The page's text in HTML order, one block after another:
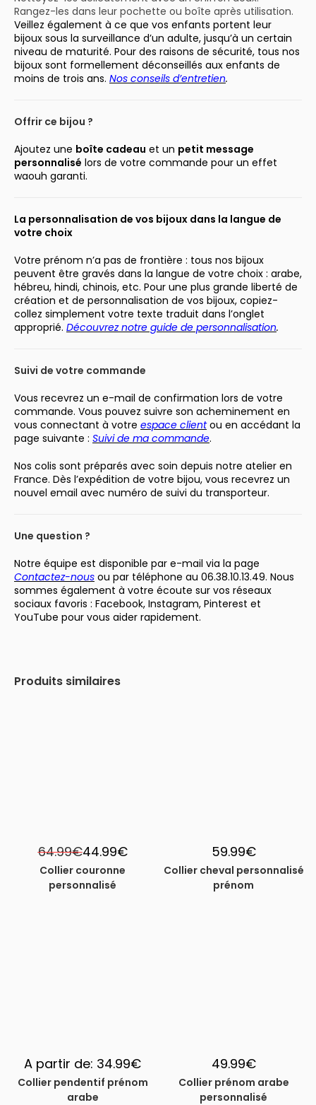
Rangez-les dans leur pochette ou boîte après utilisation.
Veillez également à ce que vos enfants portent leur
bijoux sous la surveillance d’un adulte, jusqu’à un certain
niveau de maturité. Pour des raisons de sécurité, tous nos
bijoux sont formellement déconseillés aux enfants de
moins de trois ans. Nos conseils d’entretien.
Offrir ce bijou ?
Ajoutez une boîte cadeau et un petit message
personnalisé lors de votre commande pour un effet
waouh garanti.
La personnalisation de vos bijoux dans la langue de
votre choix
Votre prénom n’a pas de frontière : tous nos bijoux
peuvent être gravés dans la langue de votre choix : arabe,
hébreu, hindi, chinois, etc. Pour une plus grande liberté de
création et de personnalisation de vos bijoux, copiez-
collez simplement votre texte traduit dans l’onglet
approprié. Découvrez notre guide de personnalisation.
Suivi de votre commande
Vous recevrez un e-mail de confirmation lors de votre
commande. Vous pouvez suivre son acheminement en
vous connectant à votre espace clientou en accédant la
page suivante : Suivi de ma commande.
Nos colis sont préparés avec soin depuis notre atelier en
France. Dès l’expédition de votre bijou, vous recevrez un
nouvel email avec numéro de suivi du transporteur.
Une question ?
Notre équipe est disponible par e-mail via la page
Contactez-nous ou par téléphone au 06.38.10.13.49. Nous
sommes également à votre écoute sur vos réseaux
sociaux favoris : Facebook, Instagram, Pinterest et
YouTube pour vous aider rapidement.
Produits similaires
64.99€44.99€
Collier couronne
personnalisé
59.99€
Collier cheval personnalisé
prénom
A partir de: 34.99€
Collier pendentif prénom
arabe
49.99€
Collier prénom arabe
personnalisé